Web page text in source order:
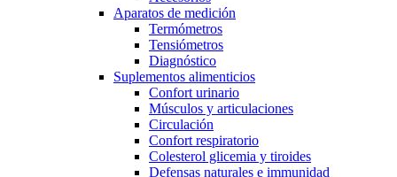
Aparatos de medición
Termómetros
Tensiómetros
Diagnóstico
Suplementos alimenticios
Confort urinario
Músculos y articulaciones
Circulación
Confort respiratorio
Colesterol glicemia y tiroides
Defensas naturales e immunidad